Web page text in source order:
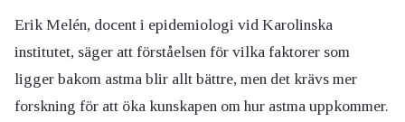
Erik Melén, docent i epidemiologi vid Karolinska
institutet, säger att förståelsen för vilka faktorer som
ligger bakom astma blir allt bättre, men det krävs mer
forskning för att öka kunskapen om hur astma uppkommer.